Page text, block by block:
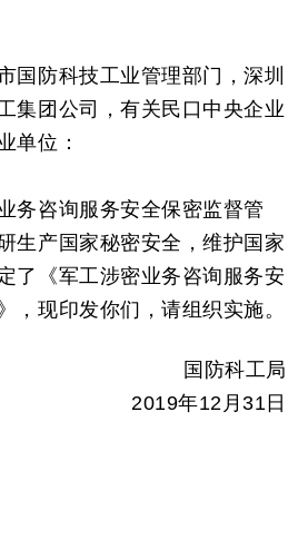
国防科技工业管理部门，深圳
集团公司，有关民口中央企业
单位：
咨询服务安全保密监督管
生产国家秘密安全，维护国家
了《军工涉密业务咨询服务安
，现印发你们，请组织实施。
国防科工局
2019年12月31日